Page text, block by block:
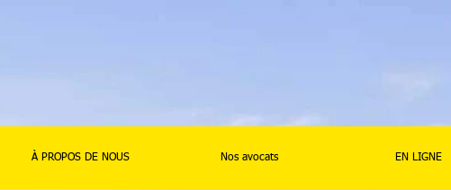
À PROPOS DE NOUS Nos avocats EN LIGNE